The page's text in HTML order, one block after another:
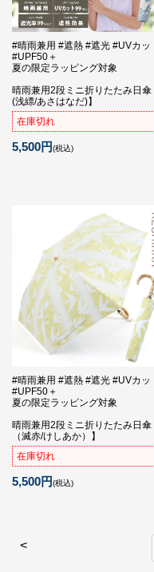
#晴雨兼用 #遮熱 #遮光 #UVカッ
#UPF50＋
夏の限定ラッピング対象
晴雨兼用2段ミニ折りたたみ日傘
(浅縹/あさはなだ)】
在庫切れ
5,500円(税込)
#晴雨兼用 #遮熱 #遮光 #UVカッ
#UPF50＋
夏の限定ラッピング対象
晴雨兼用2段ミニ折りたたみ日傘
（滅赤/けしあか）】
在庫切れ
5,500円(税込)
<